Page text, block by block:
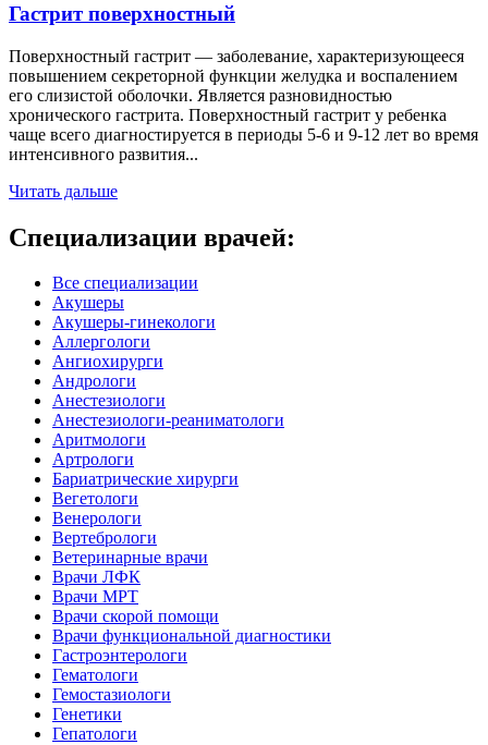
Гастрит поверхностный
Поверхностный гастрит — заболевание, характеризующееся
повышением секреторной функции желудка и воспалением
его слизистой оболочки. Является разновидностью
хронического гастрита. Поверхностный гастрит у ребенка
чаще всего диагностируется в периоды 5-6 и 9-12 лет во время
интенсивного развития...
Читать дальше
Специализации врачей:
Все специализации
Акушеры
Акушеры-гинекологи
Аллергологи
Ангиохирурги
Андрологи
Анестезиологи
Анестезиологи-реаниматологи
Аритмологи
Артрологи
Бариатрические хирурги
Вегетологи
Венерологи
Вертебрологи
Ветеринарные врачи
Врачи ЛФК
Врачи МРТ
Врачи скорой помощи
Врачи функциональной диагностики
Гастроэнтерологи
Гематологи
Гемостазиологи
Генетики
Гепатологи